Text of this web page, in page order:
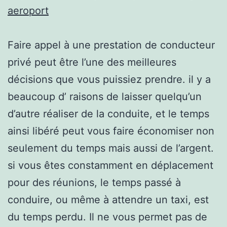
aeroport
Faire appel à une prestation de conducteur
privé peut être l’une des meilleures
décisions que vous puissiez prendre. il y a
beaucoup d’ raisons de laisser quelqu’un
d’autre réaliser de la conduite, et le temps
ainsi libéré peut vous faire économiser non
seulement du temps mais aussi de l’argent.
si vous êtes constamment en déplacement
pour des réunions, le temps passé à
conduire, ou même à attendre un taxi, est
du temps perdu. Il ne vous permet pas de